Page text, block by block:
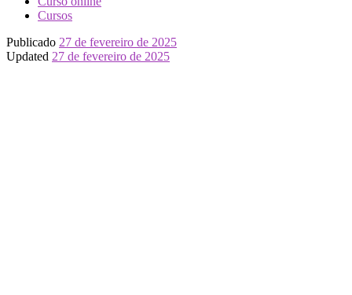
Cursos
Publicado 27 de fevereiro de 2025
Updated 27 de fevereiro de 2025